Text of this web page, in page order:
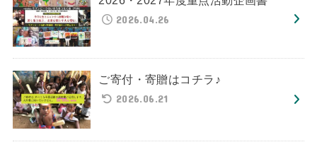
2026.04.26
ご寄付・寄贈はコチラ♪
2026.06.21